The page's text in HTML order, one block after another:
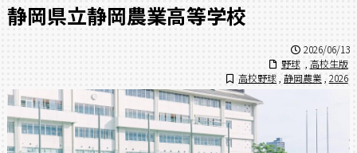
静岡県立静岡農業高等学校
2026/06/13
野球
高校生版
高校野球 静岡農業 2026